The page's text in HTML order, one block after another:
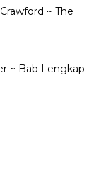
~ The
~ Bab Lengkap